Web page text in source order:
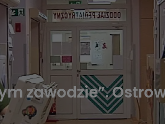
zawodzie”.